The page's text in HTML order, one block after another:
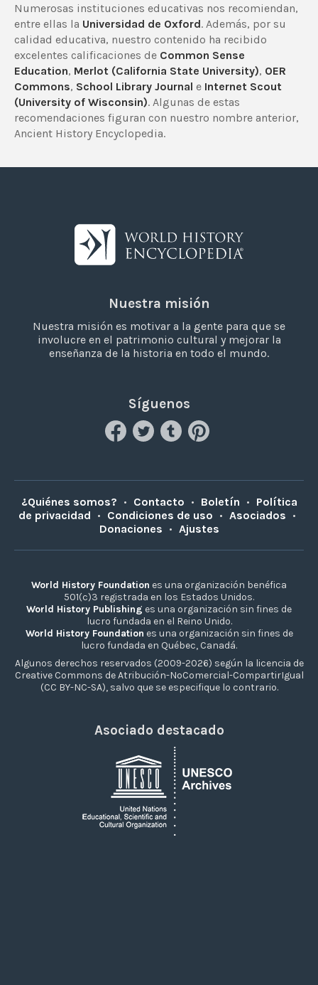
Numerosas instituciones educativas nos recomiendan,
entre ellas la Universidad de Oxford. Además, por su
calidad educativa, nuestro contenido ha recibido
excelentes calificaciones de Common Sense
Education, Merlot (California State University), OER
Commons, School Library Journal e Internet Scout
(University of Wisconsin). Algunas de estas
recomendaciones figuran con nuestro nombre anterior,
Ancient History Encyclopedia.
Nuestra misión
Nuestra misión es motivar a la gente para que se
involucre en el patrimonio cultural y mejorar la
enseñanza de la historia en todo el mundo.
Síguenos
¿Quiénes somos? • Contacto • Boletín • Política
de privacidad • Condiciones de uso • Asociados •
Donaciones • Ajustes
World History Foundation es una organización benéfica
501(c)3 registrada en los Estados Unidos.
World History Publishing es una organización sin fines de
lucro fundada en el Reino Unido.
World History Foundation es una organización sin fines de
lucro fundada en Québec, Canadá.
Algunos derechos reservados (2009-2026) según la licencia de
Creative Commons de Atribución-NoComercial-CompartirIgual
(CC BY-NC-SA), salvo que se especifique lo contrario.
Asociado destacado